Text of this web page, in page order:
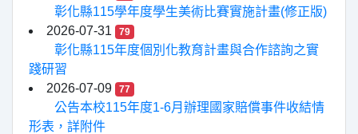
彰化縣115學年度學生美術比賽實施計畫(修正版)
2026-07-31
79
彰化縣115年度個別化教育計畫與合作諮詢之實
踐研習
2026-07-09
77
公告本校115年度1-6月辦理國家賠償事件收結情
形表，詳附件